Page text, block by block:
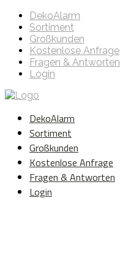
DekoAlarm
Sortiment
Großkunden
Kostenlose Anfrage
Fragen & Antworten
Login
DekoAlarm
Sortiment
Großkunden
Kostenlose Anfrage
Fragen & Antworten
Login